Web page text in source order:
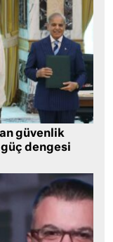
güvenlik
dengesi